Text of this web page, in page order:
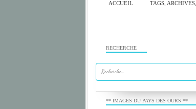
ACCUEIL TAGS,
RECHERCHE
** IMAGES DU PAYS DES OURS **